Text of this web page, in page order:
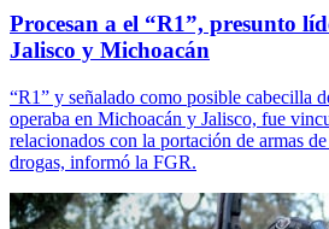
Procesan a el “R1”, presunto
Jalisco y Michoacán
“R1” y señalado como posible cabecilla
operaba en Michoacán y Jalisco, fue
relacionados con la portación de armas
drogas, informó la FGR.